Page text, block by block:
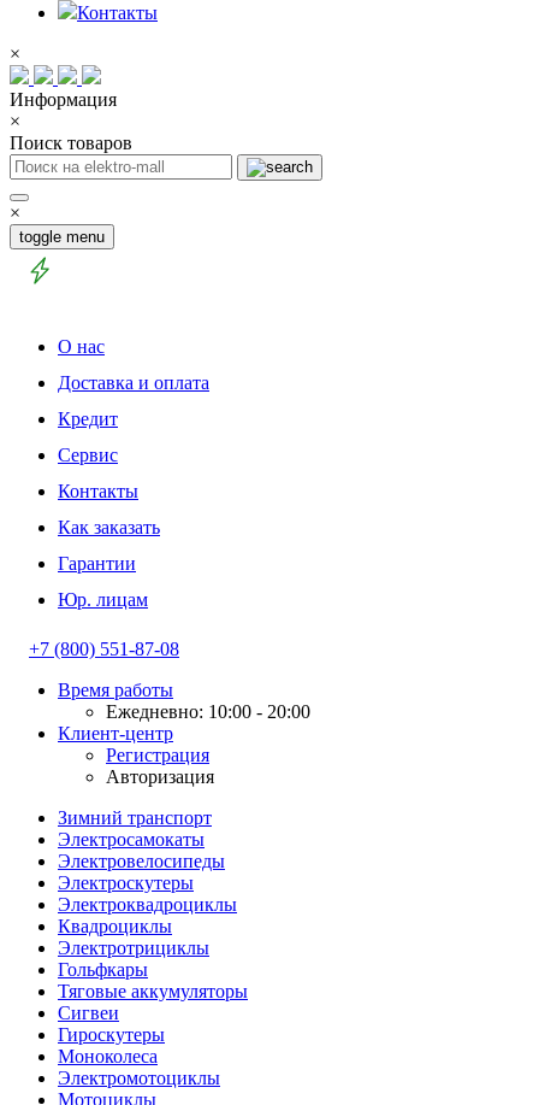
Контакты
×
Информация
×
Поиск товаров
×
toggle menu
О нас
Доставка и оплата
Кредит
Сервис
Контакты
Как заказать
Гарантии
Юр. лицам
+7 (800) 551-87-08
Время работы
Ежедневно: 10:00 - 20:00
Клиент-центр
Регистрация
Авторизация
Зимний транспорт
Электросамокаты
Электровелосипеды
Электроскутеры
Электроквадроциклы
Квадроциклы
Электротрициклы
Гольфкары
Тяговые аккумуляторы
Сигвеи
Гироскутеры
Моноколеса
Электромотоциклы
Мотоциклы